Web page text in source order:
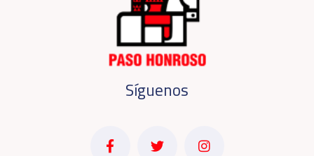
Síguenos